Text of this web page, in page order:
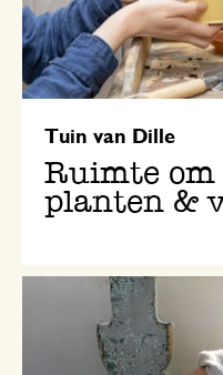
Tuin van Dille
Ruimte om
planten &